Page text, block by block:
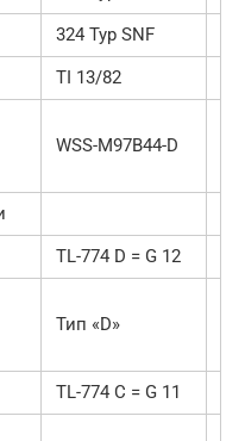
324 Typ SNF
TI 13/82
WSS-M97B44-D
TL-774 D = G 12
Тип «D»
TL-774 C = G 11